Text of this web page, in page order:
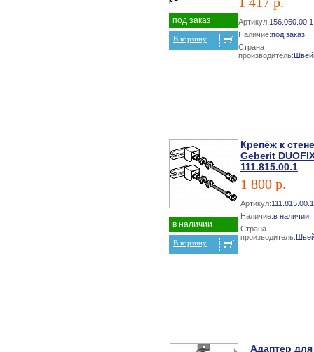
под заказ
В корзину
Артикул:156.050.00.1
Наличие:под заказ
Страна
производитель:
в наличии
В корзину
Крепёж к стене
Geberit
111.815.00.1
1 800 р.
Артикул:111.815.00.1
Наличие:в наличии
Страна
производитель:
Адаптер для